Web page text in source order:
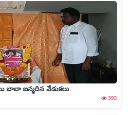
బాబా జన్మదిన వేడుకలు
393